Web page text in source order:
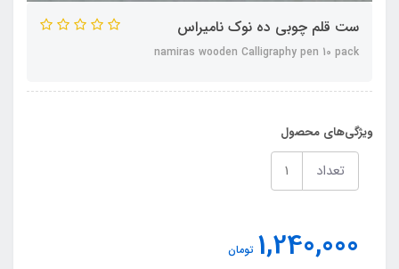
ست قلم چوبی ده نوک نامیراس
namiras wooden Calligraphy pen 10 pack
ویژگی‌های محصول
تعداد
1,240,000 تومان